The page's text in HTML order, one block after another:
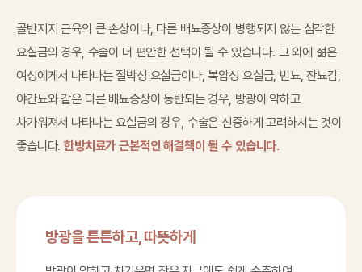
골반지지 근육의 큰 손상이나, 다른 배뇨증상이 병행되지 않는 심각한
요실금의 경우, 수술이 더 편안한 선택이 될 수 있습니다. 그 외에 젊은
여성에게서 나타나는 절박성 요실금이나, 복압성 요실금, 빈뇨, 잔뇨감,
야간뇨와 같은 다른 배뇨증상이 동반되는 경우, 방광이 약하고
차가워져서 나타나는 요실금의 경우, 수술은 신중하게 고려하시는 것이
좋습니다.한방치료가 근본적인 해결책이 될 수 있습니다.
방광을 튼튼하고, 따뜻하게